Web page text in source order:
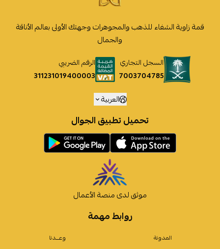
روابط مهمة
المدونة
وعـــدنا
قمة زاوية الشفاء للذهب والمجوهرات وجهتك الأولى بعالم الأناقة
والجمال
السجل التجاري
7003704785
الرقم الضريبي
311231019400003
العربية
تحميل تطبيق الجوال
موثق لدى منصة الأعمال